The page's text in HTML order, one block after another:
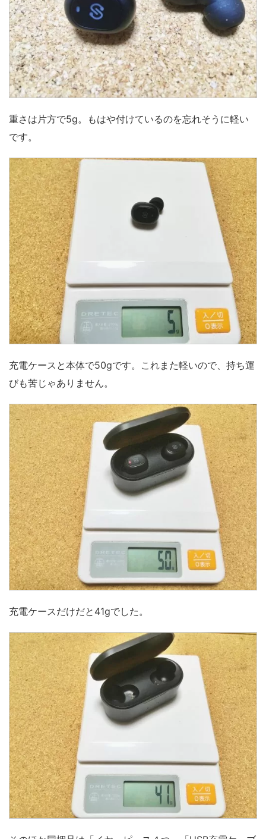
重さは片方で5g。もはや付けているのを忘れそうに軽い
です。
充電ケースと本体で50gです。これまた軽いので、持ち運
びも苦じゃありません。
充電ケースだけだと41gでした。